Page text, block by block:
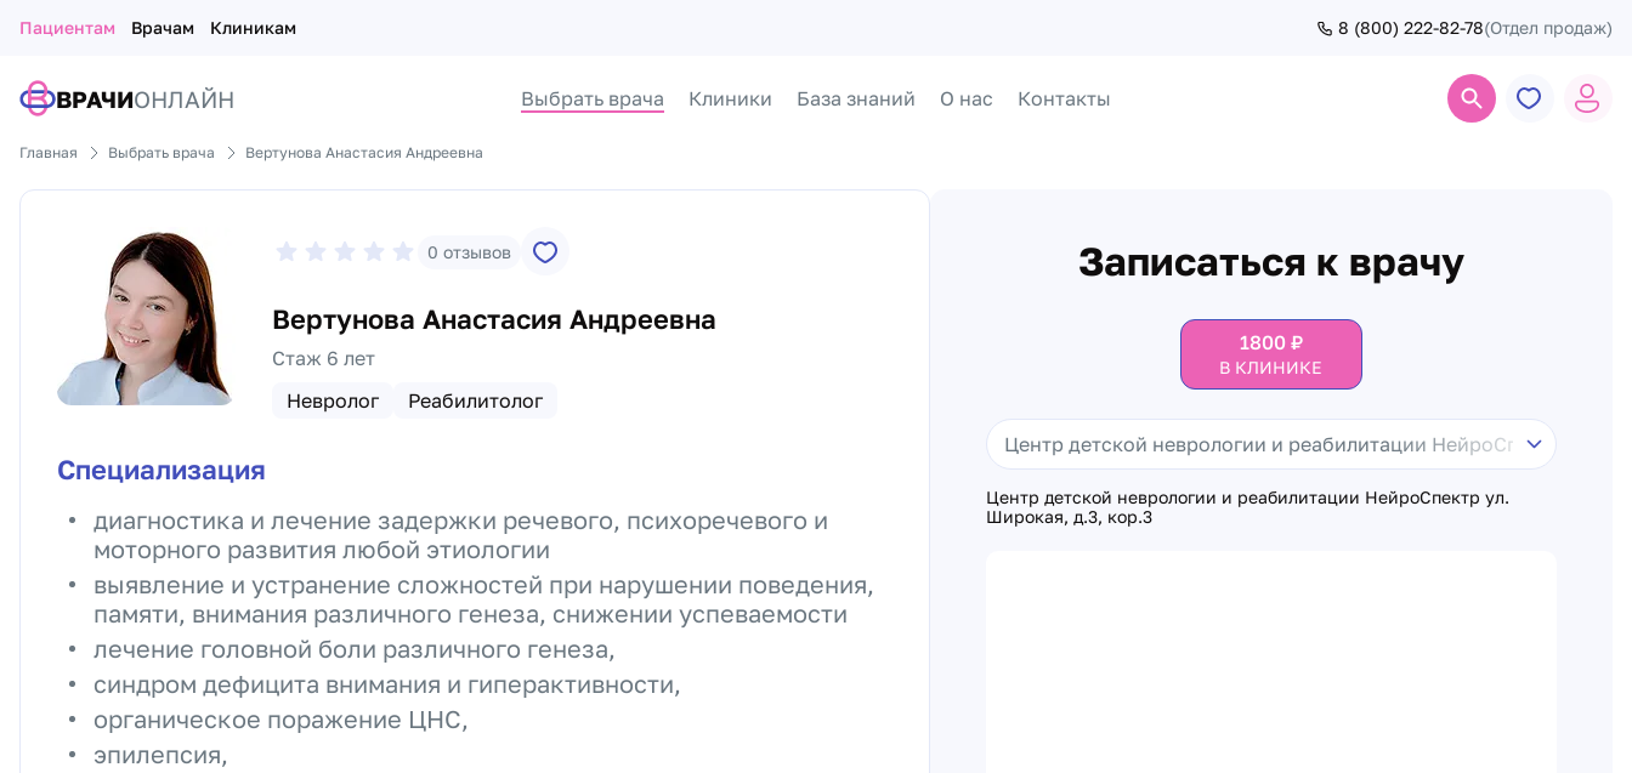
Пациентам Врачам Клиникам 8 (800) 222-82-78(Отдел продаж)
ВРАЧИОНЛАЙН Выбрать врача Клиники База знаний О нас Контакты
Главная Выбрать врача Вертунова Анастасия Андреевна
0 отзывов
Вертунова Анастасия Андреевна
Стаж 6 лет
Невролог
Реабилитолог
Специализация
диагностика и лечение задержки речевого, психоречевого и
моторного развития любой этиологии
выявление и устранение сложностей при нарушении поведения,
памяти, внимания различного генеза, снижении успеваемости
лечение головной боли различного генеза,
синдром дефицита внимания и гиперактивности,
органическое поражение ЦНС,
эпилепсия,
Записаться к врачу
1800₽
В КЛИНИКЕ
Центр детской неврологии и реабилитации НейроСпектр ул.
Широкая, д.3, кор.3